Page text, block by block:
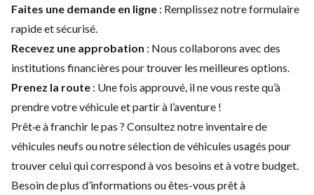
Faites une demande en ligne : Remplissez notre formulaire
rapide et sécurisé.
Recevez une approbation : Nous collaborons avec des
institutions financières pour trouver les meilleures options.
Prenez la route : Une fois approuvé, il ne vous reste qu’à
prendre votre véhicule et partir à l’aventure !
Prêt·e à franchir le pas ? Consultez notre inventaire de
véhicules neufs ou notresélection de véhicules usagés pour
trouver celui qui correspond à vos besoins et à votre budget.
Besoin de plus d’informations ou êtes-vous prêt à